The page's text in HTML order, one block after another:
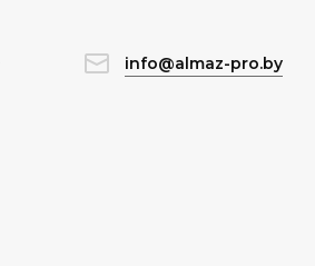
info@almaz-pro.by